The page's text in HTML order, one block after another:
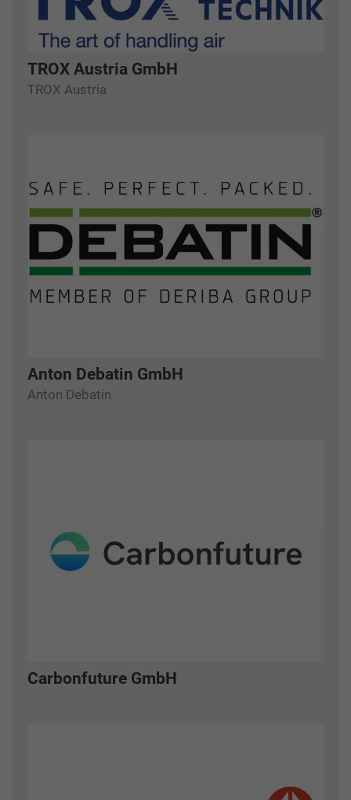
TROX Austria GmbH
TROX Austria
Anton Debatin GmbH
Anton Debatin
Carbonfuture GmbH